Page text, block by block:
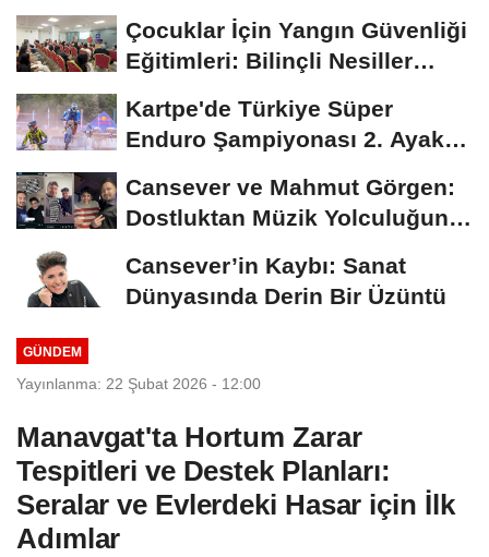
Çocuklar İçin Yangın Güvenliği
Eğitimleri: Bilinçli Nesiller
Kartpe'de Türkiye Süper
Enduro Şampiyonası 2. Ayak
Cansever ve Mahmut Görgen:
Dostluktan Müzik Yolculuğuna
Cansever’in Kaybı: Sanat
Dünyasında Derin Bir Üzüntü
GÜNDEM
Yayınlanma: 22 Şubat 2026 - 12:00
Manavgat'ta Hortum Zarar
Tespitleri ve Destek Planları:
Seralar ve Evlerdeki Hasar için İlk
Adımlar